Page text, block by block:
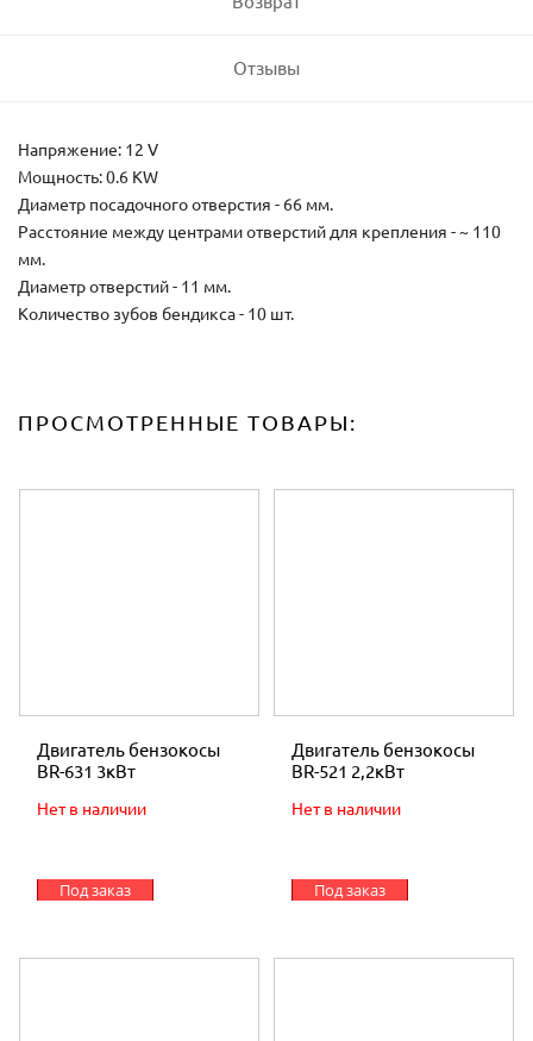
Отзывы
Напряжение: 12 V
Мощность: 0.6 KW
Диаметр посадочного отверстия - 66 мм.
Расстояние между центрами отверстий для крепления - ~ 110
мм.
Диаметр отверстий - 11 мм.
Количество зубов бендикса - 10 шт.
ПРОСМОТРЕННЫЕ ТОВАРЫ:
Двигатель бензокосы
BR-631 3кВт
Нет в наличии
Под заказ
Двигатель бензокосы
BR-521 2,2кВт
Нет в наличии
Под заказ